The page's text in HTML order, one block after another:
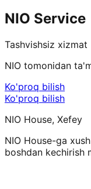
NIO Service
Tashvishsiz xizmat
NIO tomonidan
Ko'proq bilish
Ko'proq bilish
NIO House, Xefey
NIO House-ga
boshdan kechirish